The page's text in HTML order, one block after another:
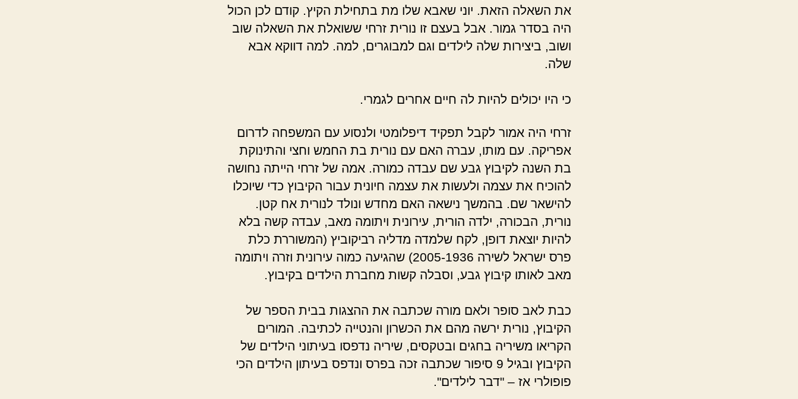
את השאלה הזאת. יוני שאבא שלו מת בתחילת הקיץ. קודם לכן הכול
היה בסדר גמור. אבל בעצם זו נורית זרחי ששואלת את השאלה שוב
ושוב, ביצירות שלה לילדים וגם למבוגרים, למה. למה דווקא אבא
שלה.
כי היו יכולים להיות לה חיים אחרים לגמרי.
זרחי היה אמור לקבל תפקיד דיפלומטי ולנסוע עם המשפחה לדרום
אפריקה. עם מותו, עברה האם עם נורית בת החמש וחצי והתינוקת
בת השנה לקיבוץ גבע שם עבדה כמורה. אמה של זרחי הייתה נחושה
להוכיח את עצמה ולעשות את עצמה חיונית עבור הקיבוץ כדי שיוכלו
להישאר שם. בהמשך נישאה האם מחדש ונולד לנורית אח קטן.
נורית, הבכורה, ילדה הורית, עירונית ויתומה מאב, עבדה קשה בלא
להיות יוצאת דופן, לקח שלמדה מדליה רביקוביץ (המשוררת כלת
פרס ישראל לשירה 2005-1936) שהגיעה כמוה עירונית וזרה ויתומה
מאב לאותו קיבוץ גבע, וסבלה קשות מחברת הילדים בקיבוץ.
כבת לאב סופר ולאם מורה שכתבה את ההצגות בבית הספר של
הקיבוץ, נורית ירשה מהם את הכשרון והנטייה לכתיבה. המורים
הקריאו משיריה בחגים ובטקסים, שיריה נדפסו בעיתוני הילדים של
הקיבוץ ובגיל 9 סיפור שכתבה זכה בפרס ונדפס בעיתון הילדים הכי
פופולרי אז – "דבר לילדים".